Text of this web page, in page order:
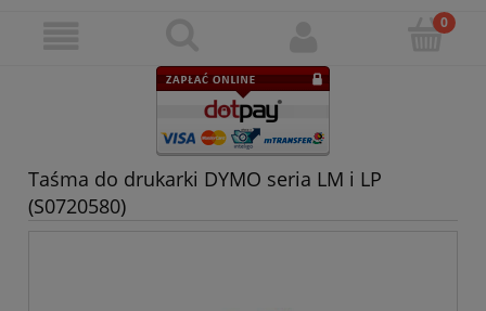
Taśma do drukarki DYMO seria LM i LP
(S0720580)